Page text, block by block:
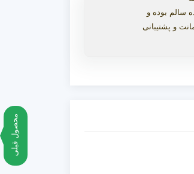
محصول قبلی
سالم بوده و
و پشتیبانی